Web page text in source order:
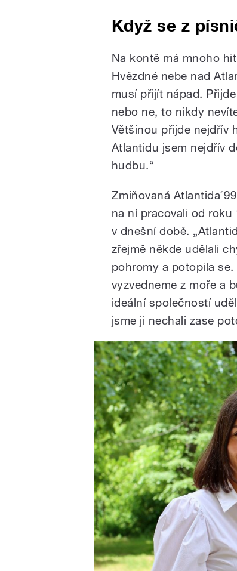
Když se z
Na kontě má mnoho
Hvězdné nebe nad
musí přijít nápad.
nebo ne, to nikdy
Většinou přijde nejdřív
Atlantidu jsem nejdřív
hudbu.“
Zmiňovaná
na ní pracovali od
v dnešní době.
zřejmě někde udělali
pohromy a potopila
vyzvedneme z moře a
ideální společností
jsme ji nechali zase